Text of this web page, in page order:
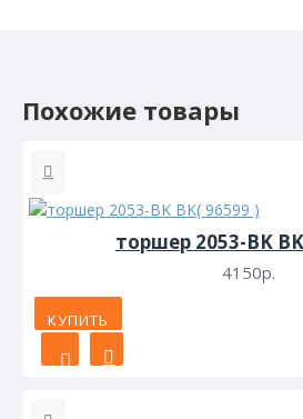
Похожие товары
торшер 2053-BK
4150р.
КУПИТЬ